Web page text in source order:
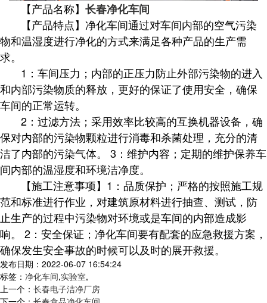
【产品名称】 长春净化车间
【产品特点】净化车间通过对车间内部的空气污染
物和温湿度进行净化的方式来满足各种产品的生产需
求。
1：车间压力；内部的正压力防止外部污染物的进入
和内部污染物质的释放，更好的保证了使用安全，确保
车间的正常运转。
2：过滤方法；采用效率比较高的互换机器设备，确
保对内部的污染物颗粒进行消毒和杀菌处理，充分的清
洁了内部的污染气体。 3：维护内容；定期的维护保养车
间内部的温湿度和环境洁净度。
【施工注意事项】1：品质保护；严格的按照施工规
范和标准进行作业，对建筑原材料进行抽查、测试，防
止生产的过程中污染物对环境或是车间的内部造成影
响。 2：安全保证；净化车间要有配套的应急救援方案，
确保发生安全事故的时候可以及时的展开救援。
发布日期：2022-06-07 16:54:24
标签： 净化车间,实验室,
上一个： 长春电子洁净厂房